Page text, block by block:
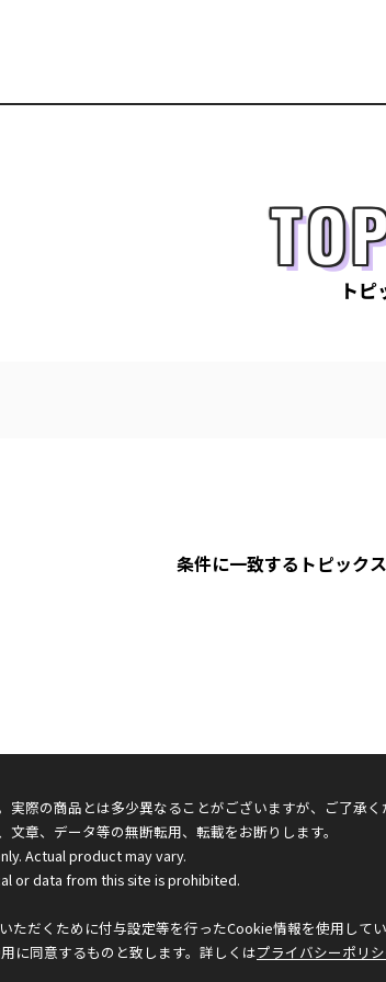
トピ
条件に一致するトピック
際の商品とは多少異なることがございますが、ご了承く
章、データ等の無断転用、転載をお断りします。
Actual product may vary.
or data from this site is prohibited.
だくために付与設定等を行ったCookie情報を使用してい
に同意するものと致します。詳しくはプライバシーポリ